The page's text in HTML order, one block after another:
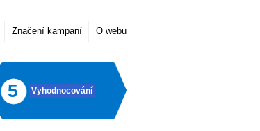
Značení kampaní O webu
5 Vyhodnocování